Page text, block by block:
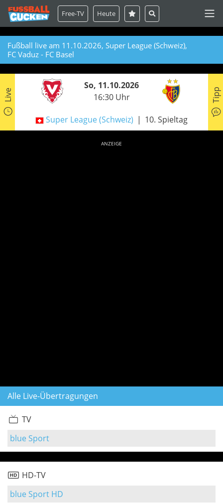
Free-TV Heute
Fußball live am 11.10.2026, Super League (Schweiz),
FC Vaduz - FC Basel
Live
So, 11.10.2026
16:30 Uhr
Super League (Schweiz) 10. Spieltag
Tipp
ANZEIGE
Alle Live-Übertragungen
TV
blue Sport
HD-TV
blue Sport HD